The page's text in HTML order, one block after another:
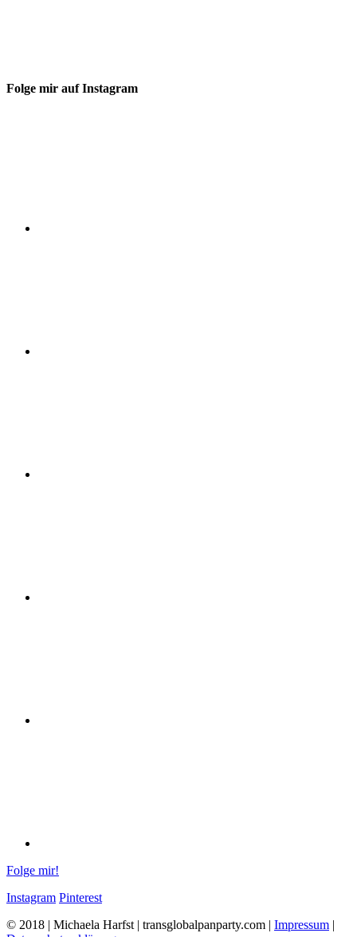
Folge mir auf Instagram
Folge mir!
Instagram Pinterest
© 2018 | Michaela Harfst | transglobalpanparty.com | Impressum |